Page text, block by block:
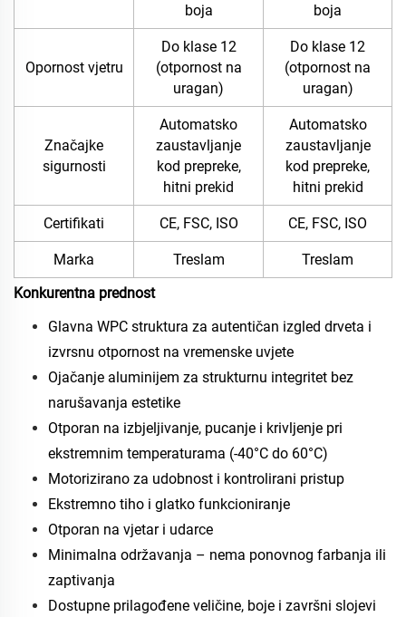
boja
boja
Opornost vjetru
Do klase 12
(otpornost na
uragan)
Do klase 12
(otpornost na
uragan)
Značajke
sigurnosti
Automatsko
zaustavljanje
kod prepreke,
hitni prekid
Automatsko
zaustavljanje
kod prepreke,
hitni prekid
Certifikati CE, FSC, ISO CE, FSC, ISO
Marka Treslam
Treslam
Konkurentna prednost
Glavna WPC struktura za autentičan izgled drveta i
izvrsnu otpornost na vremenske uvjete
Ojačanje aluminijem za strukturnu integritet bez
narušavanja estetike
Otporan na izbjeljivanje, pucanje i krivljenje pri
ekstremnim temperaturama (-40°C do 60°C)
Motorizirano za udobnost i kontrolirani pristup
Ekstremno tiho i glatko funkcioniranje
Otporan na vjetar i udarce
Minimalna održavanja – nema ponovnog farbanja ili
zaptivanja
Dostupne prilagođene veličine, boje i završni slojevi